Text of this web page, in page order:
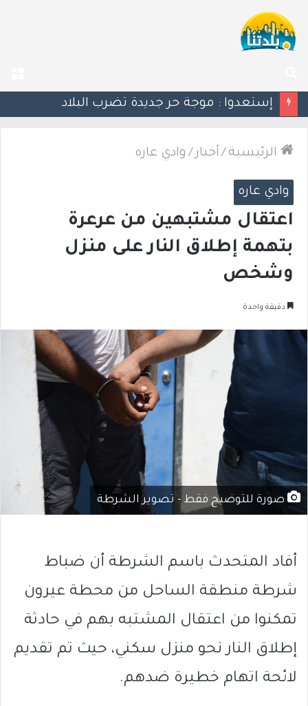
عن
إستعدوا : موجة حر جديدة تضرب البلاد
الرئيسية / أخبار / وادي عاره
وادي عاره
اعتقال مشتبهين من عرعرة
بتهمة إطلاق النار على منزل
وشخص
دقيقة واحدة
صورة للتوضيح فقط - تصوير الشرطة
أفاد المتحدث باسم الشرطة أن ضباط
شرطة منطقة الساحل من محطة عيرون
تمكنوا من اعتقال المشتبه بهم في حادثة
إطلاق النار نحو منزل سكني، حيث تم تقديم
لائحة اتهام خطيرة ضدهم.